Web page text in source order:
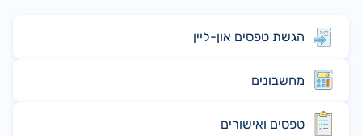
הגשת טפסים און-ליין
מחשבונים
טפסים ואישורים